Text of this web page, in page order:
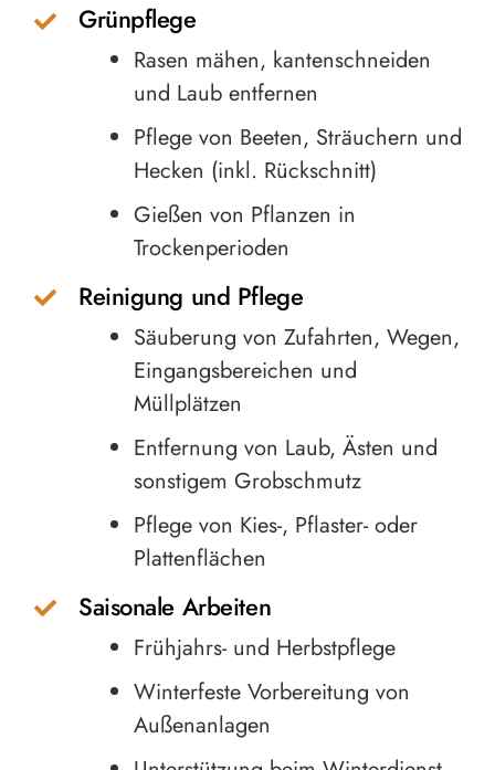
Grünpflege
Rasen mähen, kantenschneiden
und Laub entfernen
Pflege von Beeten, Sträuchern und
Hecken (inkl. Rückschnitt)
Gießen von Pflanzen in
Trockenperioden
Reinigung und Pflege
Säuberung von Zufahrten, Wegen,
Eingangsbereichen und
Müllplätzen
Entfernung von Laub, Ästen und
sonstigem Grobschmutz
Pflege von Kies-, Pflaster- oder
Plattenflächen
Saisonale Arbeiten
Frühjahrs- und Herbstpflege
Winterfeste Vorbereitung von
Außenanlagen